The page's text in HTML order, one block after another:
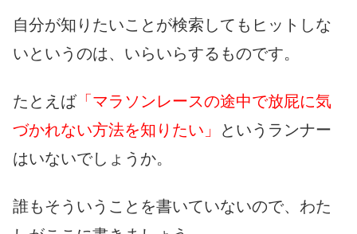
自分が知りたいことが検索してもヒットしな
いというのは、いらいらするものです。
たとえば「マラソンレースの途中で放屁に気
づかれない方法を知りたい」
というランナー
はいないでしょうか。
誰もそういうことを書いていないので、わた